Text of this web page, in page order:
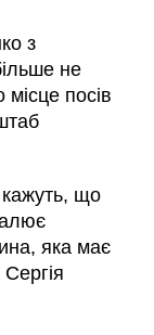
з
не
посів
кажуть, що
яка має